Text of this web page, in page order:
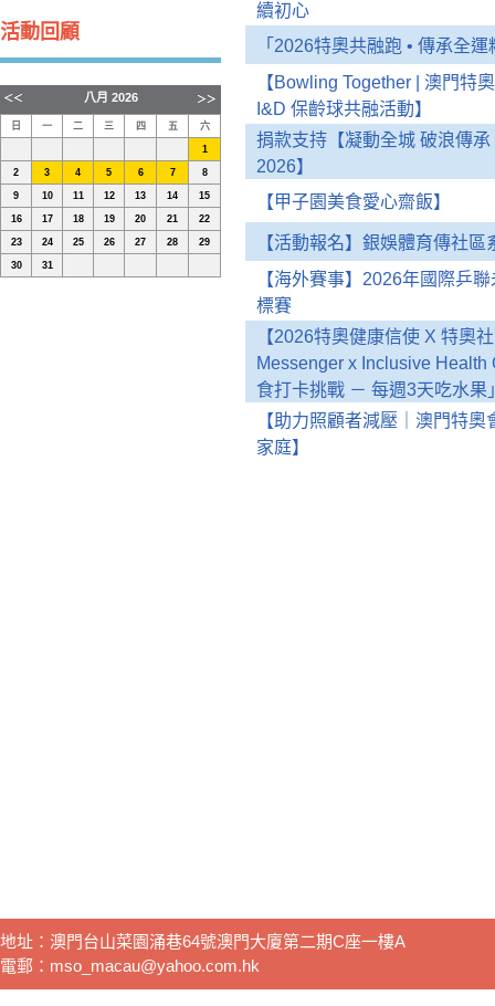
活動回顧
八月 2026
日 一 二 三 四 五 六
1
2 3 4 5 6 7 8
9 10 11 12 13 14 15
16 17 18 19 20 21 22
23 24 25 26 27 28 29
30 31
續初心
「2026特奧共融跑 • 傳承全
【Bowling Together | 澳門特
I&D 保齡球共融活動】
捐款支持【凝動全城 破浪傳
2026】
【甲子園美食愛心齋飯】
【活動報名】銀娛體育傳社
【海外賽事】2026年國際乒
標賽
【2026特奧健康信使 X 特奧
Messenger x Inclusive
食打卡挑戰 － 每週3天吃水果
【助力照顧者減壓｜澳門特
家庭】
地址：澳門台山菜園涌巷64號澳門大廈第二期C座一樓A
電郵：mso_macau@yahoo.com.hk